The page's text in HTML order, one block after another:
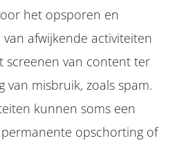
het opsporen en
afwijkende activiteiten
screenen van content ter
van misbruik, zoals spam.
kunnen soms een
opschorting of